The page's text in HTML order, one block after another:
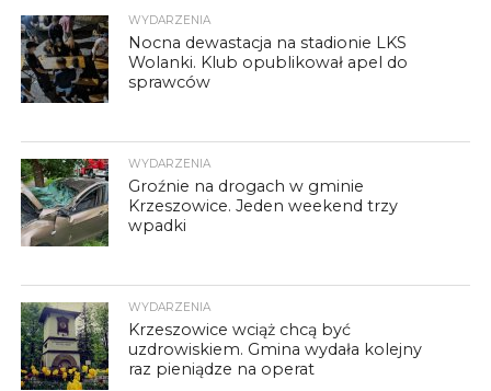
WYDARZENIA
Nocna dewastacja na stadionie LKS
Wolanki. Klub opublikował apel do
sprawców
WYDARZENIA
Groźnie na drogach w gminie
Krzeszowice. Jeden weekend trzy
wpadki
WYDARZENIA
Krzeszowice wciąż chcą być
uzdrowiskiem. Gmina wydała kolejny
raz pieniądze na operat